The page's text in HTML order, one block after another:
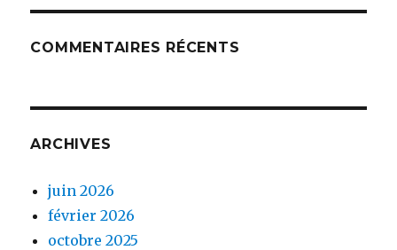
COMMENTAIRES RÉCENTS
ARCHIVES
juin 2026
février 2026
octobre 2025